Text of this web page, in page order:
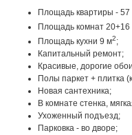
Площадь квартиры - 57
Площадь комнат 20+16
Площадь кухни 9 м2;
Капитальный ремонт;
Красивые, дорогие
Полы паркет + плитка
Новая сантехника;
В комнате стенка,
Ухоженный подъезд;
Парковка - во дворе;